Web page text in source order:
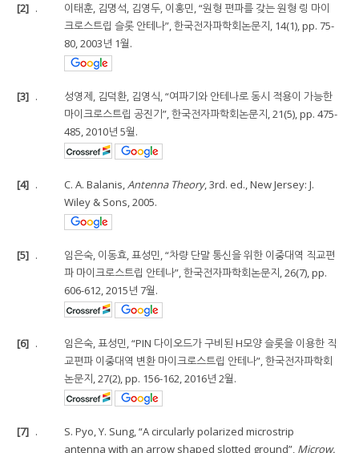
[2] .
이태훈, 김명석, 김영두, 이홍민, “원형 편파를 갖는 원형 링 마이
크로스트립 슬롯 안테나”, 한국전자파학회논문지, 14(1), pp. 75-
80, 2003년 1월.
[3] .
성영제, 김덕환, 김영식, “여파기와 안테나로 동시 적용이 가능한
마이크로스트립 공진기”, 한국전자파학회논문지, 21(5), pp. 475-
485, 2010년 5월.
[4] . C. A. Balanis,Antenna Theory, 3rd. ed., New Jersey: J.
Wiley & Sons, 2005.
[5] .
임은숙, 이동효, 표성민, “차량 단말 통신을 위한 이중대역 직교편
파 마이크로스트립 안테나”, 한국전자파학회논문지, 26(7), pp.
606-612, 2015년 7월.
[6] .
임은숙, 표성민, “PIN 다이오드가 구비된 H모양 슬롯을 이용한 직
교편파 이중대역 변환 마이크로스트립 안테나”, 한국전자파학회
논문지, 27(2), pp. 156-162, 2016년 2월.
[7] .
S. Pyo, Y. Sung, “A circularly polarized microstrip
antenna with an arrow shaped slotted ground”, Microw.